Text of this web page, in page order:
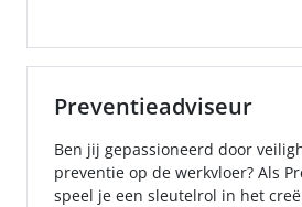
Preventieadviseur
Ben jij gepassioneerd door
preventie op de werkvloer? Als
speel je een sleutelrol in het